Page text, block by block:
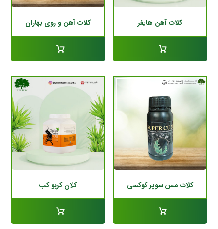
کلات آهن هایفر کلات آهن و روی بهاران
کلات مس سوپر کوکسی کلان کربو کب